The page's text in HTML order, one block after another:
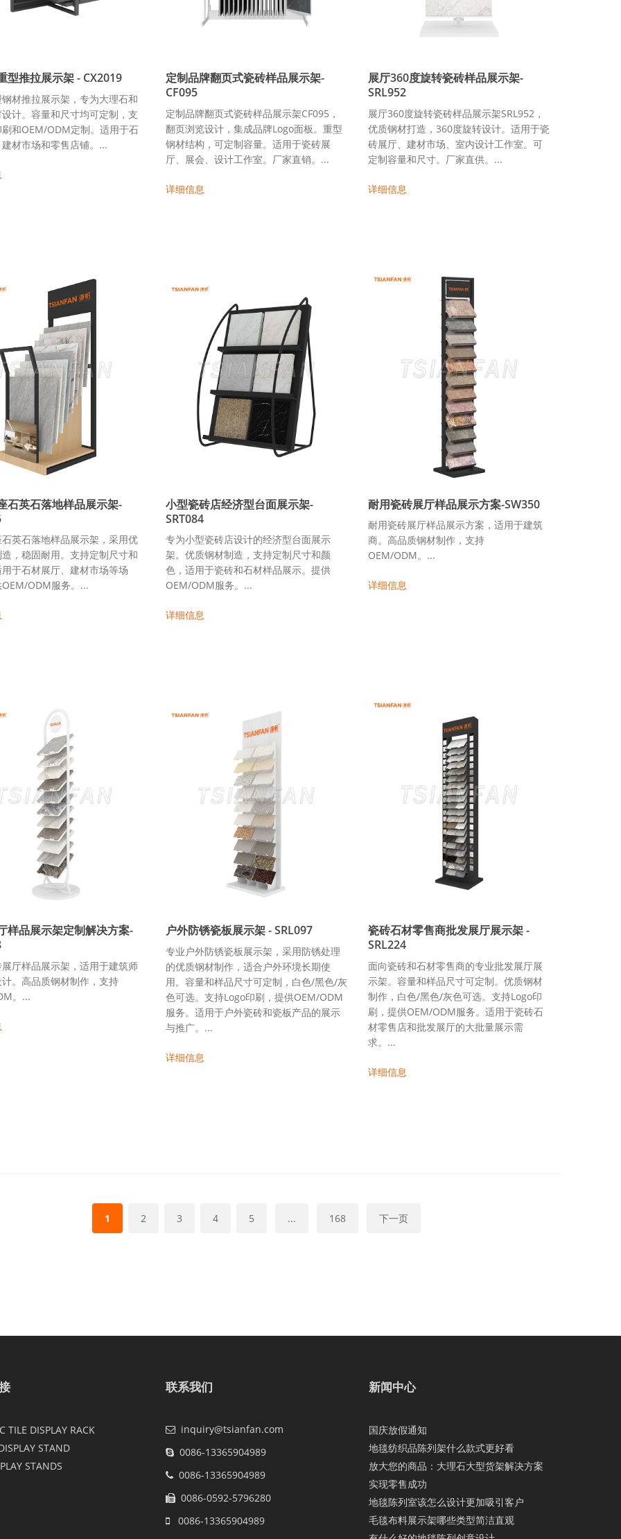
型推拉展示架 - CX2019
材推拉展示架，专为大理石和
计。容量和尺寸均可定制，支
和OEM/ODM定制。适用于石
材市场和零售店铺。...
定制品牌翻页式瓷砖样品展示架-
CF095
定制品牌翻页式瓷砖样品展示架CF095，
翻页浏览设计，集成品牌Logo面板。重型
钢材结构，可定制容量。适用于瓷砖展
厅、展会、设计工作室。厂家直销。...
详细信息
展厅360度旋转瓷砖样品展示架-
SRL952
展厅360度旋转瓷砖样品展示架SRL952，
优质钢材打造，360度旋转设计。适用于瓷
砖展厅、建材市场、室内设计工作室。可
定制容量和尺寸。厂家直供。...
详细信息
石英石落地样品展示架-
英石落地样品展示架，采用优
，稳固耐用。支持定制尺寸和
于石材展厅、建材市场等场
ODM服务。...
小型瓷砖店经济型台面展示架-
SRT084
专为小型瓷砖店设计的经济型台面展示
架。优质钢材制造，支持定制尺寸和颜
色，适用于瓷砖和石材样品展示。提供
OEM/ODM服务。...
详细信息
耐用瓷砖展厅样品展示方案-SW350
耐用瓷砖展厅样品展示方案，适用于建筑
商。高品质钢材制作，支持
OEM/ODM。...
详细信息
样品展示架定制解决方案-
厅样品展示架，适用于建筑师
。高品质钢材制作，支持
。...
户外防锈瓷板展示架 - SRL097
专业户外防锈瓷板展示架，采用防锈处理
的优质钢材制作，适合户外环境长期使
用。容量和样品尺寸可定制，白色/黑色/灰
色可选。支持Logo印刷，提供OEM/ODM
服务。适用于户外瓷砖和瓷板产品的展示
与推广。...
详细信息
瓷砖石材零售商批发展厅展示架 -
SRL224
面向瓷砖和石材零售商的专业批发展厅展
示架。容量和样品尺寸可定制。优质钢材
制作，白色/黑色/灰色可选。支持Logo印
刷，提供OEM/ODM服务。适用于瓷砖石
材零售店和批发展厅的大批量展示需
求。...
详细信息
1 2 3 4 5 ... 168 下一页
TILE DISPLAY RACK
STAND
STANDS
联系我们
inquiry@tsianfan.com
0086-13365904989
0086-13365904989
0086-0592-5796280
0086-13365904989
新闻中心
国庆放假通知
地毯纺织品陈列架什么款式更好看
放大您的商品：大理石大型货架解决方案
实现零售成功
地毯陈列室该怎么设计更加吸引客户
毛毯布料展示架哪些类型简洁直观